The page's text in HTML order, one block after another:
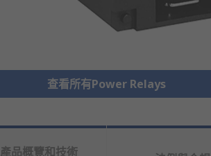
查看所有Power Relays
產品概覽和技術